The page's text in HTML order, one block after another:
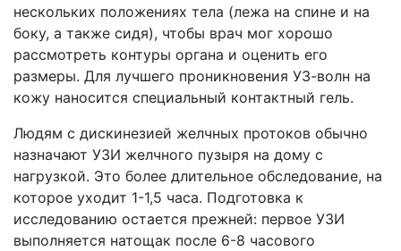
нескольких положениях тела (лежа на спине и на
боку, а также сидя), чтобы врач мог хорошо
рассмотреть контуры органа и оценить его
размеры. Для лучшего проникновения УЗ-волн на
кожу наносится специальный контактный гель.
Людям с дискинезией желчных протоков обычно
назначают УЗИ желчного пузыря на дому с
нагрузкой. Это более длительное обследование, на
которое уходит 1-1,5 часа. Подготовка к
исследованию остается прежней: первое УЗИ
выполняется натощак после 6-8 часового